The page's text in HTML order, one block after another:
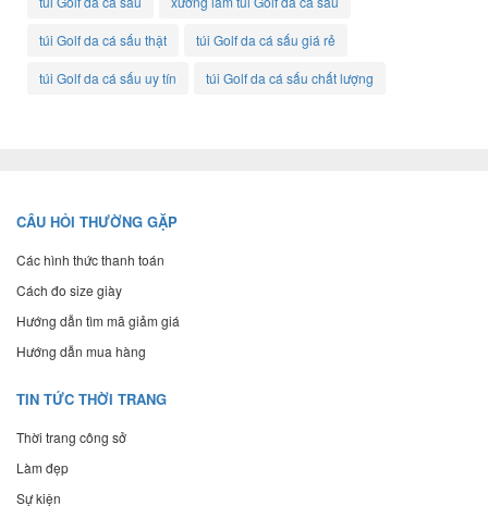
túi Golf da cá sấu thật túi Golf da cá sấu giá rẻ
túi Golf da cá sấu uy tín túi Golf da cá sấu chất lượng
CÂU HỎI THƯỜNG GẶP
Các hình thức thanh toán
Cách đo size giày
Hướng dẫn tìm mã giảm giá
Hướng dẫn mua hàng
TIN TỨC THỜI TRANG
Thời trang công sở
Làm đẹp
Sự kiện